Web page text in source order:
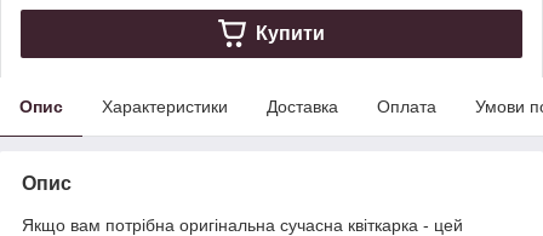
Купити
Опис Характеристики Доставка Оплата Умови
Опис
Якщо вам потрібна оригінальна сучасна квіткарка - цей